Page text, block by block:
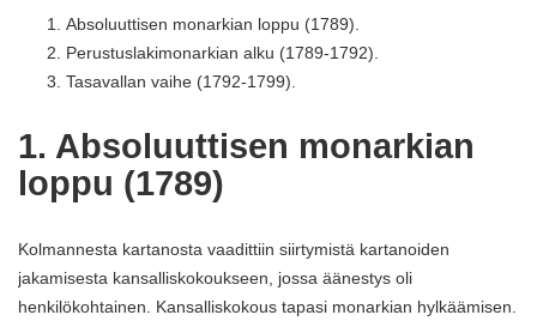
Absoluuttisen monarkian loppu (1789).
Perustuslakimonarkian alku (1789-1792).
Tasavallan vaihe (1792-1799).
1. Absoluuttisen monarkian
loppu (1789)
Kolmannesta kartanosta vaadittiin siirtymistä kartanoiden
jakamisesta kansalliskokoukseen, jossa äänestys oli
henkilökohtainen. Kansalliskokous tapasi monarkian hylkäämisen.